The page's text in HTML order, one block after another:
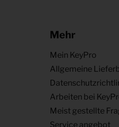
Mehr
Mein KeyPro
Allgemeine
Arbeiten bei
Meist gestellte
Service angebot